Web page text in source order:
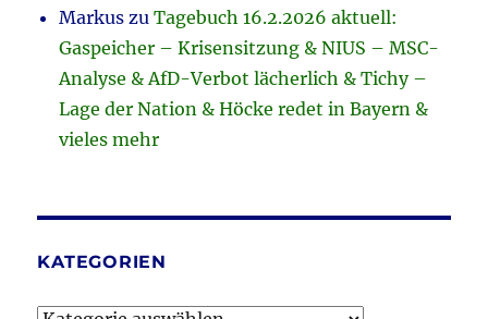
Markus zuTagebuch 16.2.2026 aktuell:
Gaspeicher – Krisensitzung & NIUS – MSC-
Analyse & AfD-Verbot lächerlich & Tichy –
Lage der Nation & Höcke redet in Bayern &
vieles mehr
KATEGORIEN